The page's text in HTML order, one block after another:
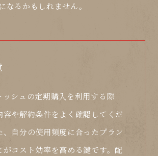
なるかもしれません。
ッシュの定期購入を利用する際
容や解約条件をよく確認してくだ
、自分の使用頻度に合ったプラン
がコスト効率を高める鍵です。配